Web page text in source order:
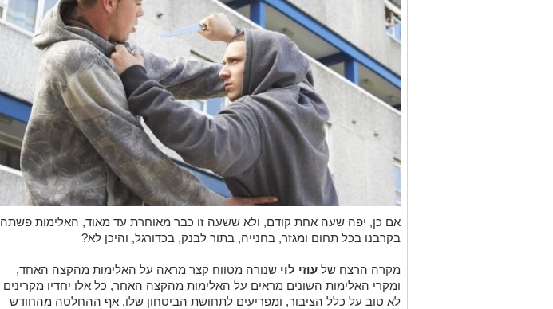
אם כן, יפה שעה אחת קודם, ולא ששעה זו כבר מאוחרת עד מאוד, האלימות פשתה
בקרבנו בכל תחום ומגזר, בחנייה, בתור לבנק, בכדורגל, והיכן לא?
מקרה הרצח של עוזי לוי שנורה מטווח קצר מראה על האלימות מהקצה האחד,
ומקרי האלימות השונים מראים על האלימות מהקצה האחר, כל אלו יחדיו מקרינים
לא טוב על כלל הציבור, ומפריעים לתחושת הביטחון שלו, אף ההחלטה מהחודש